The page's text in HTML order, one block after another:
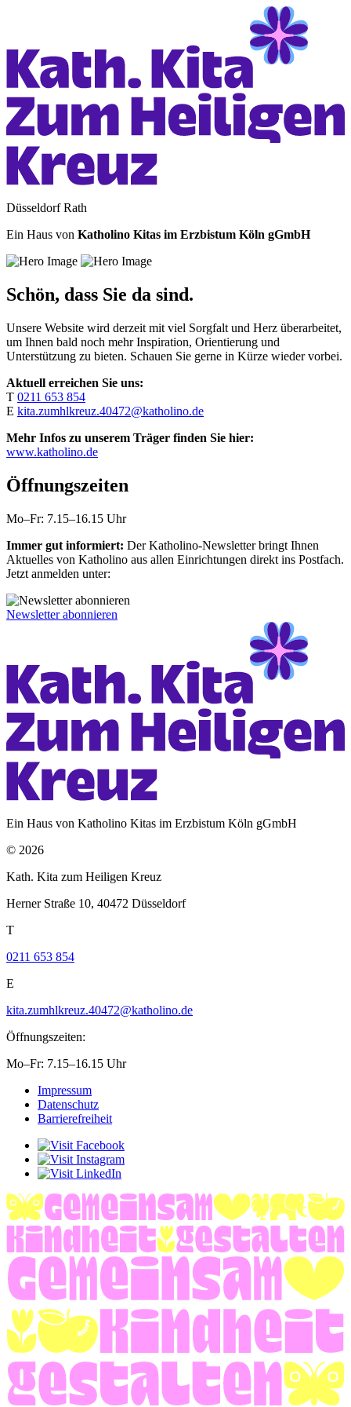
Düsseldorf Rath
Ein Haus von Katholino Kitas im Erzbistum Köln gGmbH
Schön, dass Sie da sind.
Unsere Website wird derzeit mit viel Sorgfalt und Herz überarbeitet,
um Ihnen bald noch mehr Inspiration, Orientierung und
Unterstützung zu bieten. Schauen Sie gerne in Kürze wieder vorbei.
Aktuell erreichen Sie uns:
T 0211 653 854
E kita.zumhlkreuz.40472@katholino.de
Mehr Infos zu unserem Träger finden Sie hier:
www.katholino.de
Öffnungszeiten
Mo–Fr: 7.15–16.15 Uhr
Immer gut informiert: Der Katholino-Newsletter bringt Ihnen
Aktuelles von Katholino aus allen Einrichtungen direkt ins Postfach.
Jetzt anmelden unter:
Newsletter abonnieren
Ein Haus von Katholino Kitas im Erzbistum Köln gGmbH
© 2026
Kath. Kita zum Heiligen Kreuz
Herner Straße 10, 40472 Düsseldorf
T
0211 653 854
E
kita.zumhlkreuz.40472@katholino.de
Öffnungszeiten:
Mo–Fr: 7.15–16.15 Uhr
Impressum
Datenschutz
Barrierefreiheit